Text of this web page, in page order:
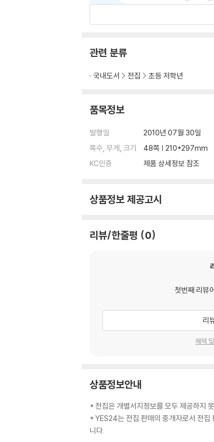
관련 분류
국내도서 전집 초등 저학년
품목정보
발행일
2010년 07월 30일
쪽수, 무게, 크기
48쪽 | 210*297mm
KC인증
제품 상세정보 참조
상품정보 제공고시
리뷰/한줄평 0
첫번째 리뷰
리
혜택
상품정보안내
* 전집은 개별서지정보를 모두 제공하지
* YES24는 전집 판매의 중개자로서 전집
니다.